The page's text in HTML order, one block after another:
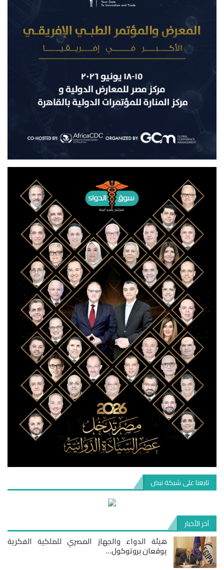
تابعنا على شبكة نبض
آخر الأخبار
هيئة الدواء والجهاز المصري للملكية الفكرية
يوقعان بروتوكول…